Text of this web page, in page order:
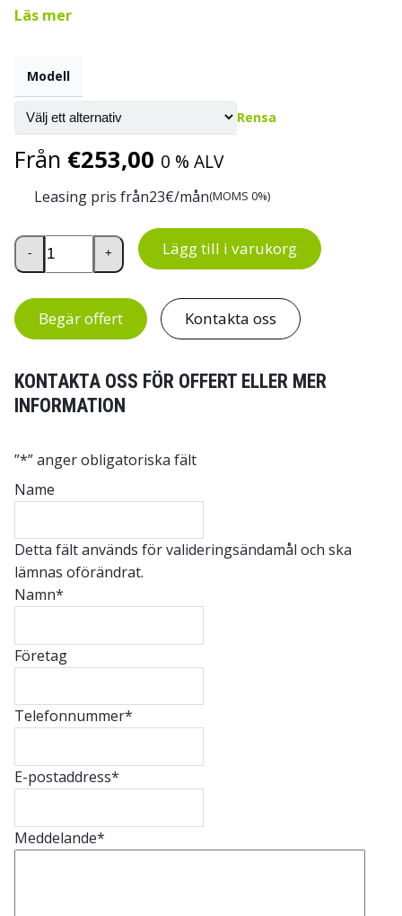
Läs mer
Modell
Rensa
Från €253,00 0 % ALV
Leasing pris från23€/mån(MOMS 0%)
Treston Pall 15 mängd
- + Lägg till i varukorg
Begär offert Kontakta oss
KONTAKTA OSS FÖR OFFERT ELLER MER
INFORMATION
”*” anger obligatoriska fält
Name
Detta fält används för valideringsändamål och ska
lämnas oförändrat.
Namn*
Företag
Telefonnummer*
E-postaddress*
Meddelande*